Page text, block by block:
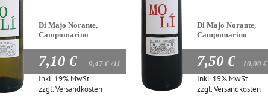
Di Majo Norante,
Campomarino
7,10 € 9,47 € /1l
Inkl. 19% MwSt.
zzgl.Versandkosten
Di Majo Norante,
Campomarino
7,50 € 10,00 €
Inkl. 19% MwSt.
zzgl.Versandkosten